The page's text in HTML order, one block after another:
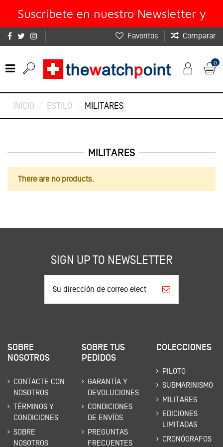
Suscríbete en nuestro Newsletter y
obtén un 10% de descuento
Favoritos Comparar
0
INICIO ESTILO MILITARES
MILITARES
There are no products.
SIGN UP TO NEWSLETTER
SOBRE
NOSOTROS
CONTACTE CON
NOSOTROS
TÉRMINOS Y
CONDICIONES
SOBRE
NOSOTROS
SOBRE TUS
PEDIDOS
GARANTÍA Y
DEVOLUCIONES
CONDICIONES
DE ENVÍOS
PREGUNTAS
FRECUENTES
COLECCIONES
PILOTO
SUBMARINISMO
MILITARES
EDICIONES
LIMITADAS
CRONÓGRAFOS